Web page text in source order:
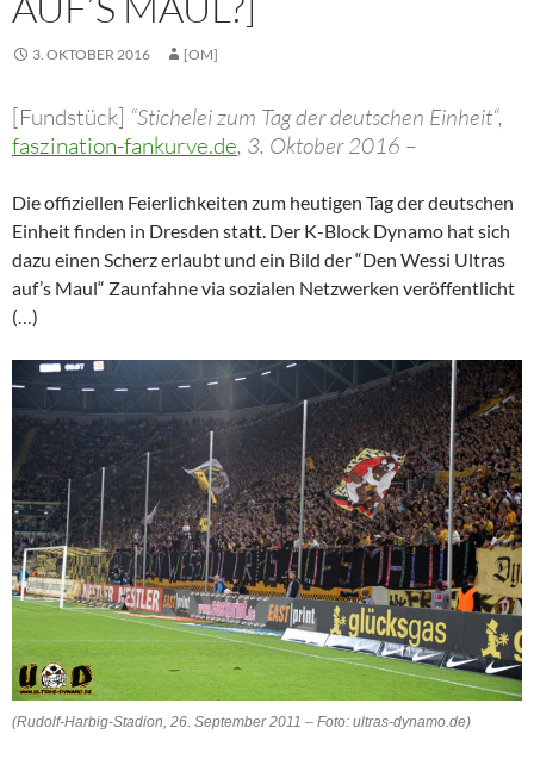
3. OKTOBER 2016 [OM]
[Fundstück] “Stichelei zum Tag der deutschen Einheit“,
faszination-fankurve.de, 3. Oktober 2016 –
Die offiziellen Feierlichkeiten zum heutigen Tag der deutschen
Einheit finden in Dresden statt. Der K-Block Dynamo hat sich
dazu einen Scherz erlaubt und ein Bild der “Den Wessi Ultras
auf’s Maul“ Zaunfahne via sozialen Netzwerken veröffentlicht
(…)
(Rudolf-Harbig-Stadion, 26. September 2011 – Foto: ultras-dynamo.de)